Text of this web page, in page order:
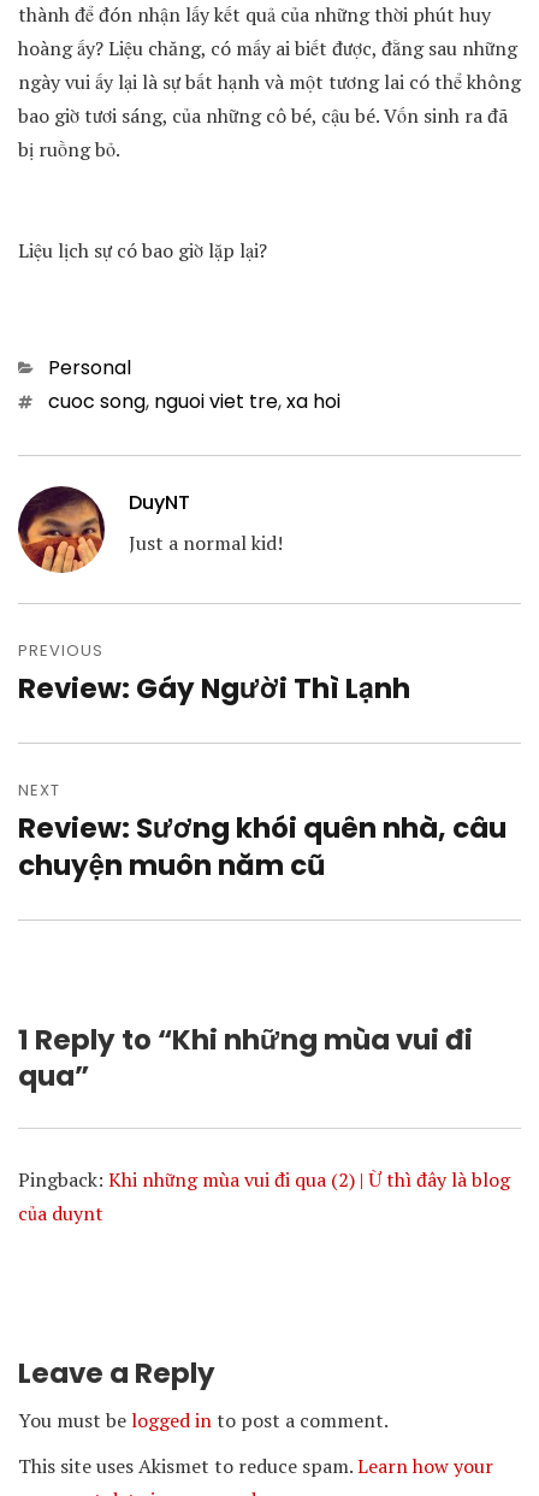
thành để đón nhận lấy kết quả của những thời phút huy
hoàng ấy? Liệu chăng, có mấy ai biết được, đằng sau những
ngày vui ấy lại là sự bất hạnh và một tương lai có thể không
bao giờ tươi sáng, của những cô bé, cậu bé. Vốn sinh ra đã
bị ruồng bỏ.
Liệu lịch sự có bao giờ lặp lại?
Categories
Personal
Tagscuoc song, nguoi viet tre,xa hoi
DuyNT
Just a normal kid!
navigation
PREVIOUS
Previous
Review: Gáy Người Thì Lạnh
NEXT
Next
post:
Review: Sương khói quên nhà, câu
chuyện muôn năm cũ
1 Reply to “Khi những mùa vui đi
qua”
Pingback: Khi những mùa vui đi qua (2) | Ừ thì đây là blog
của duynt
Leave a Reply
You must belogged into post a comment.
This site uses Akismet to reduce spam.Learn how your